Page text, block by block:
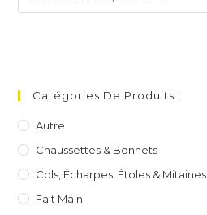
Catégories De Produits :
Autre
Chaussettes & Bonnets
Cols, Écharpes, Étoles & Mitaines
Fait Main